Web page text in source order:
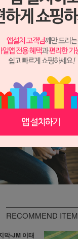
운 체크 프린트 10마
24,900원
740원 적립
RECOMMEND ITEM
막-JM 이태